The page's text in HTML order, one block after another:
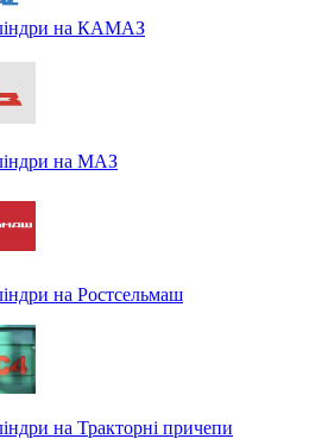
на КАМАЗ
на МАЗ
на Ростсельмаш
на Тракторні причепи